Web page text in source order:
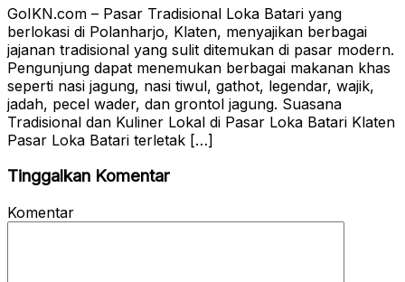
GoIKN.com – Pasar Tradisional Loka Batari yang
berlokasi di Polanharjo, Klaten, menyajikan berbagai
jajanan tradisional yang sulit ditemukan di pasar modern.
Pengunjung dapat menemukan berbagai makanan khas
seperti nasi jagung, nasi tiwul, gathot, legendar, wajik,
jadah, pecel wader, dan grontol jagung. Suasana
Tradisional dan Kuliner Lokal di Pasar Loka Batari Klaten
Pasar Loka Batari terletak […]
Tinggalkan Komentar
Komentar